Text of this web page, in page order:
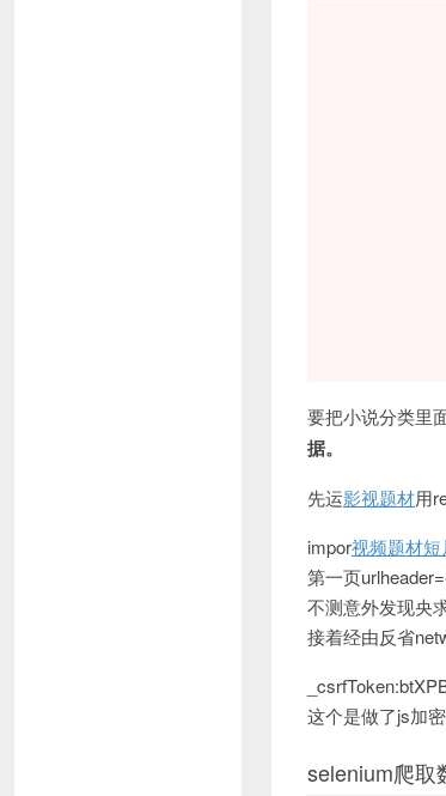
要把小说分类里
据。
先运影视题材用
impor视频题材短
第一页
不测意外发现央
接着经由反省
这个是做了js加
selenium爬取